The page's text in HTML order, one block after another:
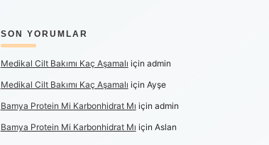
SON YORUMLAR
Medikal Cilt Bakımı Kaç Aşamalı için admin
Medikal Cilt Bakımı Kaç Aşamalı için Ayşe
Bamya Protein Mi Karbonhidrat Mı için admin
Bamya Protein Mi Karbonhidrat Mı için Aslan